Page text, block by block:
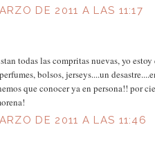
DE 2011 A LAS 11:17
todas las compritas nuevas, yo
bolsos, jerseys....un
que conocer ya en persona!! por
DE 2011 A LAS 11:46